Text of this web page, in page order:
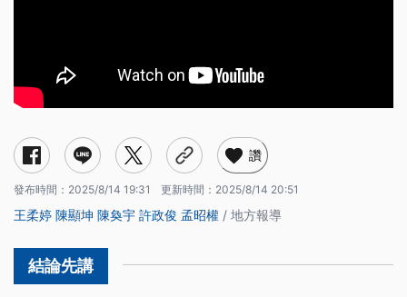
讚
發布時間： 2025/8/14 19:31 更新時間： 2025/8/14 20:51
王柔婷 陳顯坤 陳奐宇 許政俊 孟昭權 / 地方報導